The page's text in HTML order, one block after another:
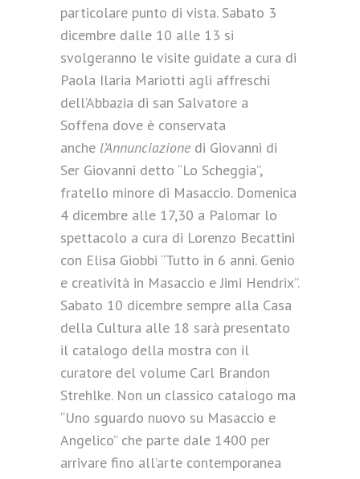
particolare punto di vista. Sabato 3
dicembre dalle 10 alle 13 si
svolgeranno le visite guidate a cura di
Paola Ilaria Mariotti agli affreschi
dell’Abbazia di san Salvatore a
Soffena dove è conservata
anche l’Annunciazione di Giovanni di
Ser Giovanni detto “Lo Scheggia”,
fratello minore di Masaccio. Domenica
4 dicembre alle 17,30 a Palomar lo
spettacolo a cura di Lorenzo Becattini
con Elisa Giobbi “Tutto in 6 anni. Genio
e creatività in Masaccio e Jimi Hendrix”.
Sabato 10 dicembre sempre alla Casa
della Cultura alle 18 sarà presentato
il catalogo della mostra con il
curatore del volume Carl Brandon
Strehlke. Non un classico catalogo ma
“Uno sguardo nuovo su Masaccio e
Angelico” che parte dale 1400 per
arrivare fino all’arte contemporanea